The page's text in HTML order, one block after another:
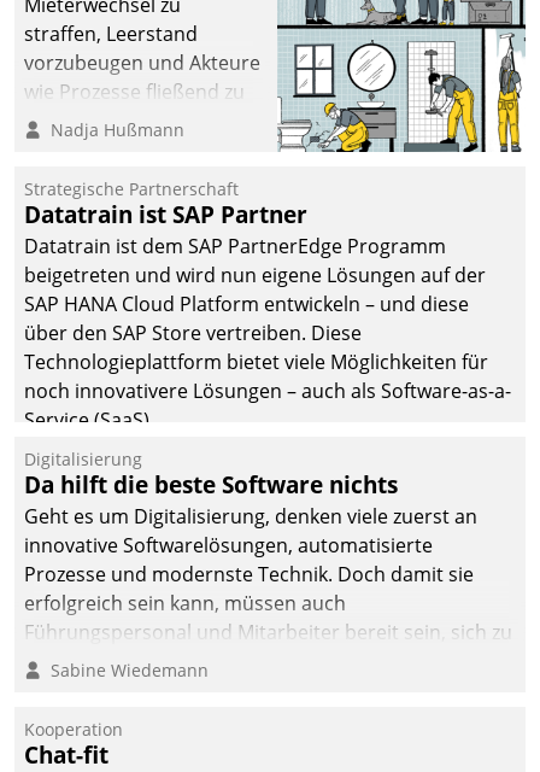
straffen, Leerstand
vorzubeugen und Akteure
wie Prozesse fließend zu
vernetzen, nutzt die
Jahresbeginn eine
Überblick, Einsicht und
Eingriff bietende Lösung.
Zur Entwicklung setzte
man auf
Cloudtechnologie,
bewährte und Startup-
Partner sowie erstmals
agile Projektmethoden.
Nadja Hußmann
Strategische Partnerschaft
Datatrain ist SAP Partner
Datatrain ist dem SAP PartnerEdge Programm
beigetreten und wird nun eigene Lösungen auf der
SAP HANA Cloud Platform entwickeln – und diese
über den SAP Store vertreiben. Diese
Technologieplattform bietet viele Möglichkeiten für
noch innovativere Lösungen – auch als Software-as-a-
Service (SaaS).
Digitalisierung
Da hilft die beste Software nichts
Geht es um Digitalisierung, denken viele zuerst an
innovative Softwarelösungen, automatisierte
Prozesse und modernste Technik. Doch damit sie
erfolgreich sein kann, müssen auch
Führungspersonal und Mitarbeiter bereit sein, sich zu
verändern und anzupassen, sonst werden sie an ihr
Sabine Wiedemann
Kooperation
Chat-fit